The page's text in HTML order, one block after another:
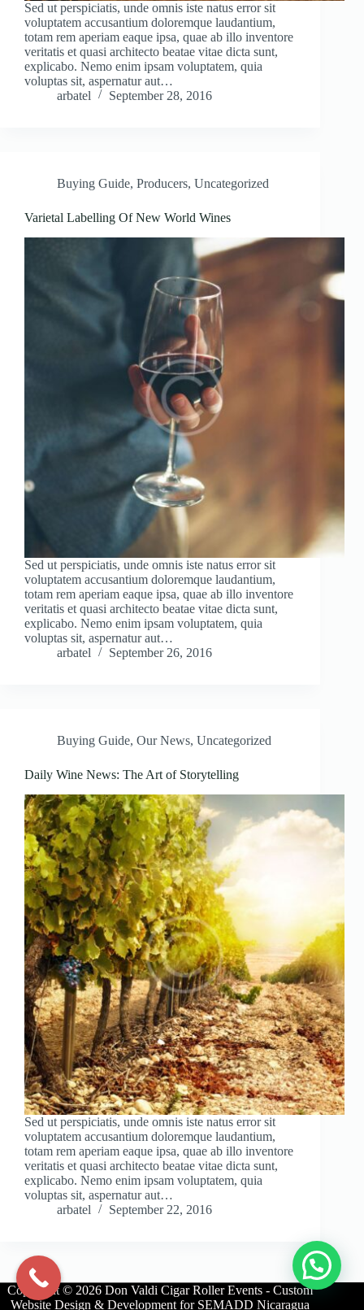
Sed ut perspiciatis, unde omnis iste natus error sit
voluptatem accusantium doloremque laudantium,
totam rem aperiam eaque ipsa, quae ab illo inventore
veritatis et quasi architecto beatae vitae dicta sunt,
explicabo. Nemo enim ipsam voluptatem, quia
voluptas sit, aspernatur aut…
arbatel
September 28, 2016
Buying Guide, Producers, Uncategorized
Varietal Labelling Of New World Wines
Sed ut perspiciatis, unde omnis iste natus error sit
voluptatem accusantium doloremque laudantium,
totam rem aperiam eaque ipsa, quae ab illo inventore
veritatis et quasi architecto beatae vitae dicta sunt,
explicabo. Nemo enim ipsam voluptatem, quia
voluptas sit, aspernatur aut…
arbatel
September 26, 2016
Buying Guide, Our News, Uncategorized
Daily Wine News: The Art of Storytelling
Sed ut perspiciatis, unde omnis iste natus error sit
voluptatem accusantium doloremque laudantium,
totam rem aperiam eaque ipsa, quae ab illo inventore
veritatis et quasi architecto beatae vitae dicta sunt,
explicabo. Nemo enim ipsam voluptatem, quia
voluptas sit, aspernatur aut…
arbatel
September 22, 2016
Copyright © 2026 Don Valdi Cigar Roller Events - Custom
Website Design & Development for SEMADD Nicaragua